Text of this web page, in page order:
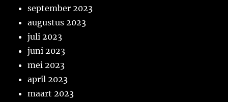
september 2023
augustus 2023
juli 2023
juni 2023
mei 2023
april 2023
maart 2023